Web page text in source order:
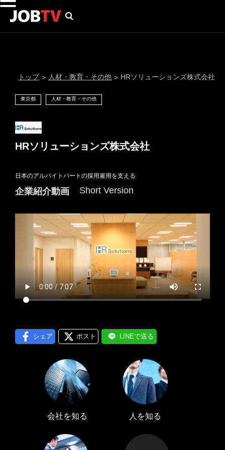
通知設定
LINE通知
トップ > 人材・教育・その他 > HRソリューションズ株式会社
東京都 人材・教育・その他
HRソリューションズ株式会社
日本のアルバイトパートの採用雇用を支える
企業紹介動画 Short Version
シェア ポスト LINEで送る
会社を知る 人を知る
プロフィール編集する ＞
会員登録する ＞
ログインする